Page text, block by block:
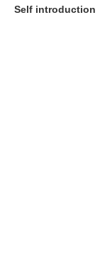
Self introduction